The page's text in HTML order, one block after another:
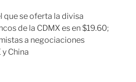
que se oferta la divisa
de la CDMX es en $19.60;
a negociaciones
China